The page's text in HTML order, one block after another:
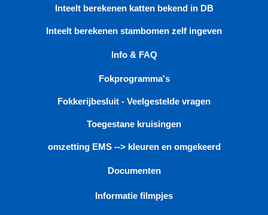
Inteelt berekenen katten bekend in DB
Inteelt berekenen stambomen zelf ingeven
Info & FAQ
Fokprogramma's
Fokkerijbesluit - Veelgestelde vragen
Toegestane kruisingen
omzetting EMS --> kleuren en omgekeerd
Documenten
Informatie filmpjes